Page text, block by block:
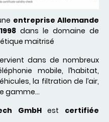
entreprise Allemande
dans le domaine de
maitrisé
dans de nombreux
mobile, l’habitat,
la filtration de l’air,
gamme…
GmbHest certifiée